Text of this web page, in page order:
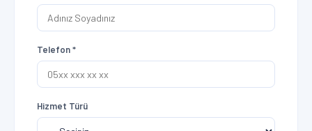
Telefon *
Hizmet Türü